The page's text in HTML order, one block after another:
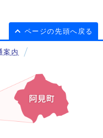
ページの先頭へ戻る
案内